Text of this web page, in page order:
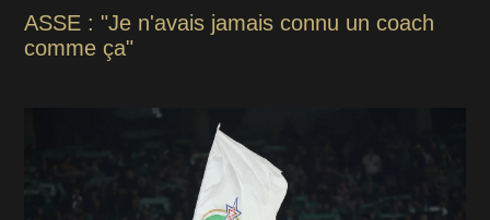
ASSE : "Je n'avais jamais connu un coach
comme ça"